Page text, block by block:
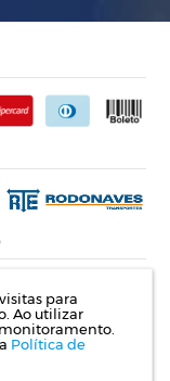
para
Ao utilizar
Política de